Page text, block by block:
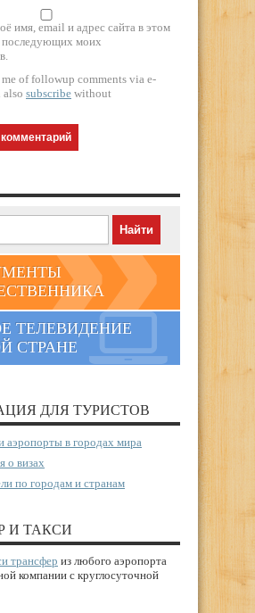
имя, email и адрес сайта в этом
последующих моих
of followup comments via e-
also subscribe without
ТЕЛЕВИДЕНИЕ
СТРАНЕ
ДЛЯ ТУРИСТОВ
аэропорты в городах мира
о визах
по городам и странам
И ТАКСИ
трансфер из любого аэропорта
компании с круглосуточной